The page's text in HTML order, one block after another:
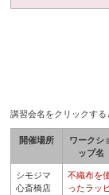
講習会名をクリックする
開催場所
ワークシ
ップ名
シモジマ
心斎橋店
不織布を
ったラッ